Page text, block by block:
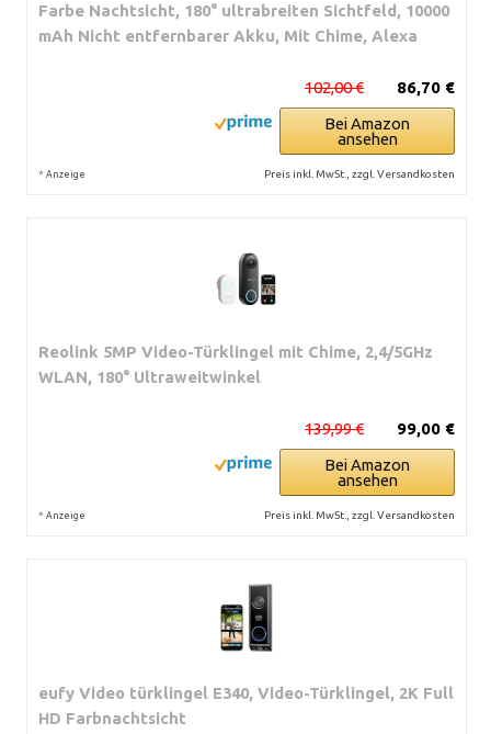
Farbe Nachtsicht, 180° ultrabreiten Sichtfeld, 10000
mAh Nicht entfernbarer Akku, Mit Chime, Alexa
86,70 €
102,00 €
Bei Amazon
ansehen
* Anzeige Preis inkl. MwSt., zzgl. Versandkosten
Reolink 5MP Video-Türklingel mit Chime, 2,4/5GHz
WLAN, 180° Ultraweitwinkel
99,00 €
139,99 €
Bei Amazon
ansehen
* Anzeige Preis inkl. MwSt., zzgl. Versandkosten
eufy Video türklingel E340, Video-Türklingel, 2K Full
HD Farbnachtsicht